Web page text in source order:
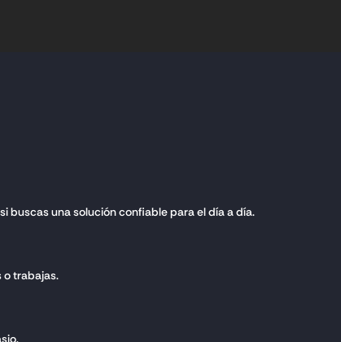
buscas una solución confiable para el día a día.
o trabajas.